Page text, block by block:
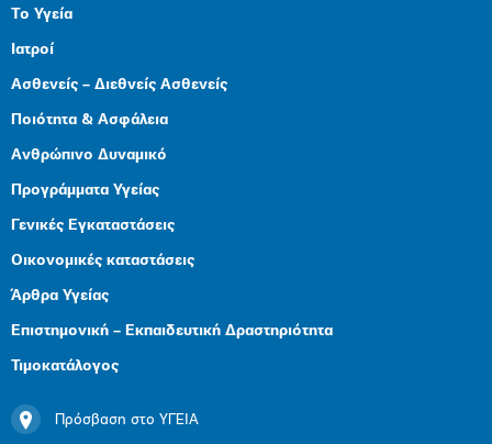
Το Υγεία
Ιατροί
Ασθενείς – Διεθνείς Ασθενείς
Ποιότητα & Ασφάλεια
Ανθρώπινο Δυναμικό
Προγράμματα Υγείας
Γενικές Εγκαταστάσεις
Οικονομικές καταστάσεις
Άρθρα Υγείας
Επιστημονική – Εκπαιδευτική Δραστηριότητα
Τιμοκατάλογος
Πρόσβαση στο ΥΓΕΙΑ